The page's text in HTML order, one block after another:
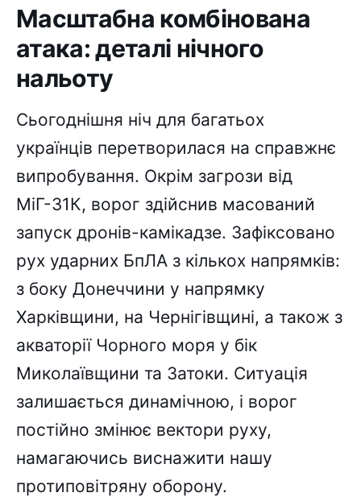
Масштабна комбінована
атака: деталі нічного
нальоту
Сьогоднішня ніч для багатьох
українців перетворилася на справжнє
випробування. Окрім загрози від
МіГ-31К, ворог здійснив масований
запуск дронів-камікадзе. Зафіксовано
рух ударних БпЛА з кількох напрямків:
з боку Донеччини у напрямку
Харківщини, на Чернігівщині, а також з
акваторії Чорного моря у бік
Миколаївщини та Затоки. Ситуація
залишається динамічною, і ворог
постійно змінює вектори руху,
намагаючись виснажити нашу
протиповітряну оборону.